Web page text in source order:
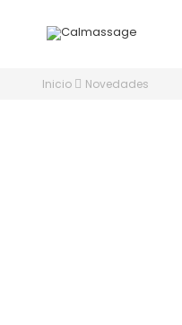
Inicio Novedades